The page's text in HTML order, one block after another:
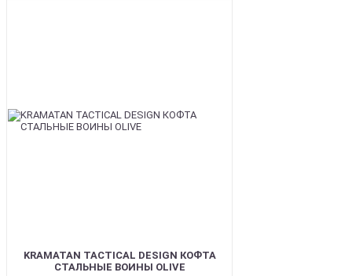
KRAMATAN TACTICAL DESIGN КОФТА
СТАЛЬНЫЕ ВОИНЫ OLIVE